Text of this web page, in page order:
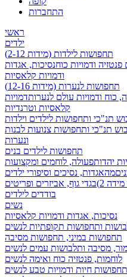
התחברות
ראשי
ילדים
תחפושות לילדות (מידות 2-12)
פנטזיה ודמויות כוחנסיכות, אגדות
ודמויות קלאסיות
תחפושות לנערות (מידות 12-16)
כוח ודמויות עולם לנערותדמויות
קלאסיות וטרנדיות
תנ"כי ותחפושות לילדים וילדות
תנ"כי ותחפושות צנועות לבנות
ונערות
תחפושות לילדים בנים
יהדותפעולה, לוחמים ומקצועות
מהאגדות, נסיכים וסיפורי ילדים
2)
בגדי גוף, אביזרים ופריטים
בודדים לילדים
נשים
נסיכות, אגדות ודמויות קלאסיות
ותחפושות תקופתיות לנשים
תחפושות במיני, תחפושות מסיבה
מסיבה ותלבושות עמים לנשים
לוחמות, פנטזיה כוח ואימה לנשים
תחפושות חיות ודמויות טבע לנשים